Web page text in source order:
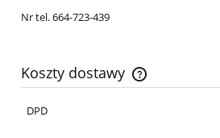
Nr tel. 664-723-439
Koszty dostawy
Cena nie zawiera ewentualnych
DPD